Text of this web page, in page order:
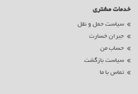
خدمات مشتری
سیاست حمل و نقل
جبران خسارت
حساب من
سیاست بازگشت
تماس با ما